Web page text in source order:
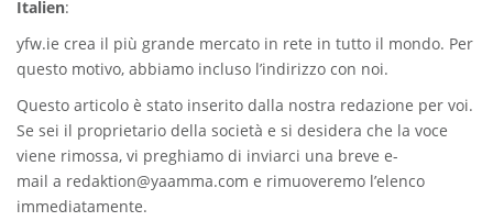
Italien:
yfw.ie crea il più grande mercato in rete in tutto il mondo. Per
questo motivo, abbiamo incluso l’indirizzo con noi.
Questo articolo è stato inserito dalla nostra redazione per voi.
Se sei il proprietario della società e si desidera che la voce
viene rimossa, vi preghiamo di inviarci una breve e-
mail a redaktion@yaamma.com e rimuoveremo l’elenco
immediatamente.